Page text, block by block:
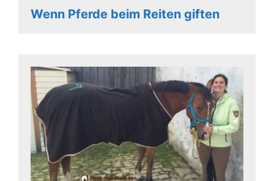
Wenn Pferde beim Reiten giften